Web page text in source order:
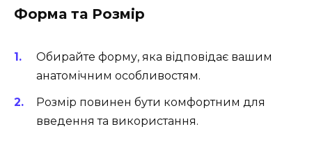
Форма та Розмір
Обирайте форму, яка відповідає вашим
анатомічним особливостям.
Розмір повинен бути комфортним для
введення та використання.